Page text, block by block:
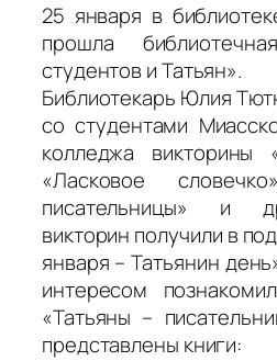
25 января в
прошла
студентов и Татьян».
Библиотекарь Юлия
со студентами
колледжа викторины
«Ласковое
писательницы» и
викторин получили в
января – Татьянин
интересом
«Татьяны –
представлены книги: